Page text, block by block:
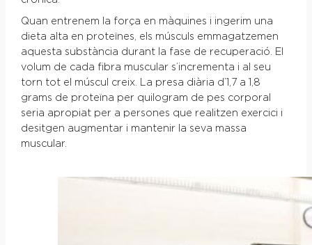
Quan entrenem la força en màquines i ingerim una
dieta alta en proteïnes, els músculs emmagatzemen
aquesta substància durant la fase de recuperació. El
volum de cada fibra muscular s’incrementa i al seu
torn tot el múscul creix. La presa diària d’1,7 a 1,8
grams de proteïna per quilogram de pes corporal
seria apropiat per a persones que realitzen exercici i
desitgen augmentar i mantenir la seva massa
muscular.